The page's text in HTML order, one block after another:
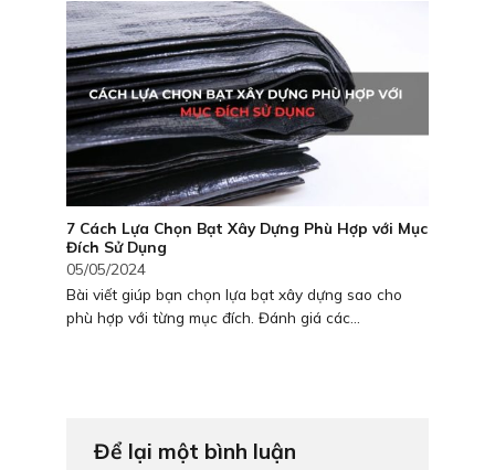
7 Cách Lựa Chọn Bạt Xây Dựng Phù Hợp với Mục
Đích Sử Dụng
05/05/2024
Bài viết giúp bạn chọn lựa bạt xây dựng sao cho
phù hợp với từng mục đích. Đánh giá các...
Để lại một bình luận